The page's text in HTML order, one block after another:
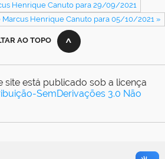
Henrique Canuto para 29/09/2021
Marcus Henrique Canuto para 05/10/2021 »
AO TOPO
site está publicado sob a licença
SemDerivações 3.0 Não